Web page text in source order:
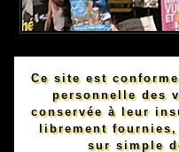
Ce site est
personnelle des
conservée à leur
librement
sur simple